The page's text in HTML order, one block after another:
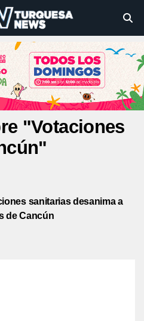
"Votaciones
sanitarias desanima a
de Cancún